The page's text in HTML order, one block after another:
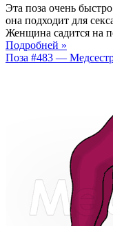
Эта поза очень
она подходит для
Женщина садится на
Подробней »
Поза #483 —